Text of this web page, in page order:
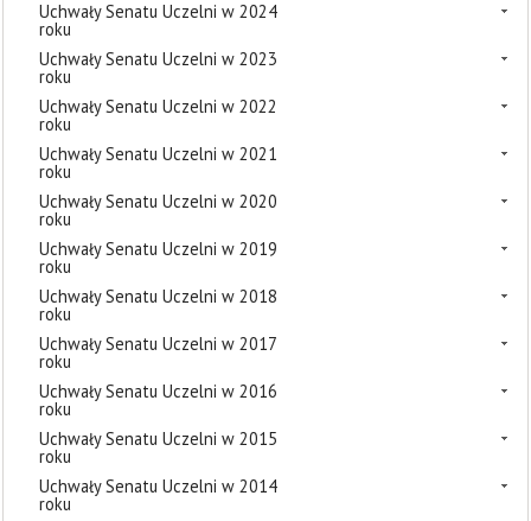
Uchwały Senatu Uczelni w 2024
roku
Uchwały Senatu Uczelni w 2023
roku
Uchwały Senatu Uczelni w 2022
roku
Uchwały Senatu Uczelni w 2021
roku
Uchwały Senatu Uczelni w 2020
roku
Uchwały Senatu Uczelni w 2019
roku
Uchwały Senatu Uczelni w 2018
roku
Uchwały Senatu Uczelni w 2017
roku
Uchwały Senatu Uczelni w 2016
roku
Uchwały Senatu Uczelni w 2015
roku
Uchwały Senatu Uczelni w 2014
roku